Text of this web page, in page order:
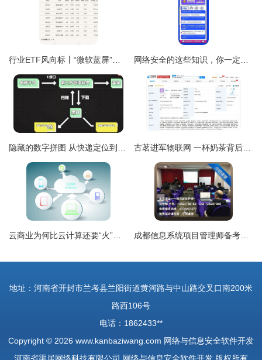
行业ETF风向标丨“微软蓝屏”引爆网安概念，信息安全ETF半日大涨近3% 网络安全的这些知识，你一定要知道 网络与信息安全软件开发
隐藏的数字拼图 从快递定位到个人信息边界问题 古茗进军物联网 一杯奶茶背后的数字化野心
云商业为何比云计算还要“火”？——网络与信息安全软件的助力崛起 成都信息系统项目管理师备考全攻略 从报名到网络与信息安全软件开发的实践指导
地址：河南省开封市兰考县兰阳街道黄河路与中山路交叉口南200米
路西106号
电话：1862433**
Copyright © 2026 www.kanbaziwang.com 网络与信息安全软件开发